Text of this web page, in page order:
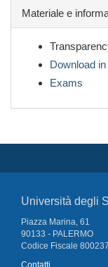
Materiale e
Download
Exams
Università degli
Piazza Marina, 61
90133 - PALERMO
Codice Fiscale